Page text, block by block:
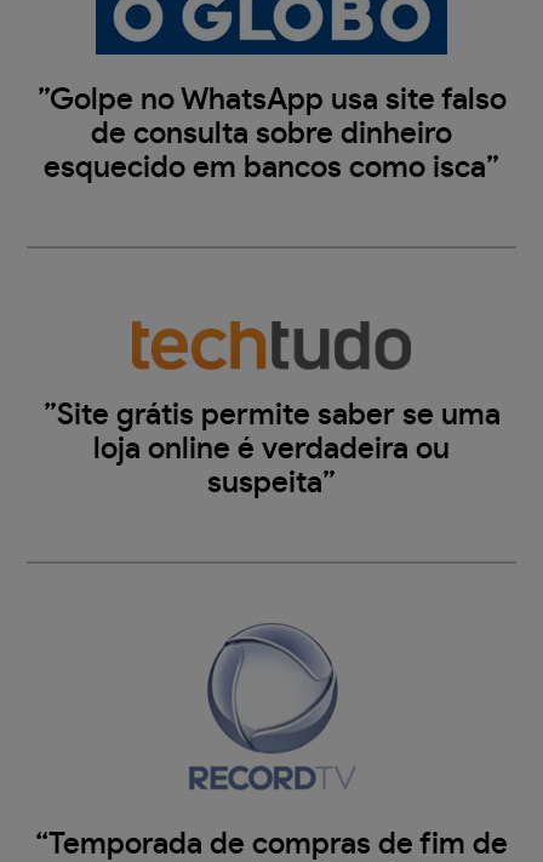
”Golpe no WhatsApp usa site falso
de consulta sobre dinheiro
esquecido em bancos como isca”
”Site grátis permite saber se uma
loja online é verdadeira ou
suspeita”
“Temporada de compras de fim de